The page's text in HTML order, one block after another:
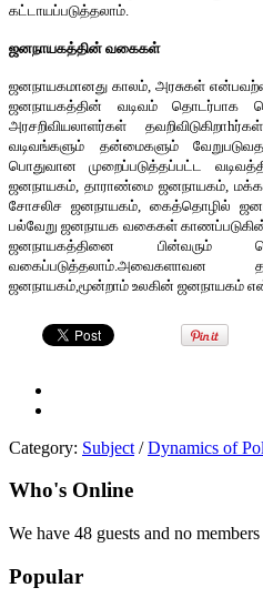
கட்டாயப்படுத்தலாம்.
ஜனநாயகத்தின் வகைகள்
ஜனநாயகமானது காலம், அரசுகள்
ஜனநாயகத்தின் வடிவம் தொடர்பாக
அரசறிவியலாளர்கள்
வடிவங்களும் தன்மைகளும்
பொதுவான முறைப்படுத்தப்பட்ட
ஜனநாயகம், தாராண்மை ஜனநாயகம்,
சோசலிச ஜனநாயகம், கைத்தொழில்
பல்வேறு ஜனநாயக வகைகள்
ஜனநாயகத்தினை பின்வரும்
வகைப்படுத்தலாம்.அவைகளாவன
ஜனநாயகம்,மூன்றாம் உலகின் ஜனநாயகம்
Category: Subject /Dynamics of
Who's Online
We have 48 guests and no
Popular